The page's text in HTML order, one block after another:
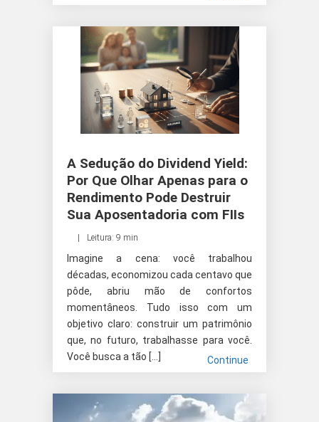
A Sedução do Dividend Yield:
Por Que Olhar Apenas para o
Rendimento Pode Destruir
Sua Aposentadoria com FIIs
Leitura: 9 min
Imagine a cena: você trabalhou
décadas, economizou cada centavo que
pôde, abriu mão de confortos
momentâneos. Tudo isso com um
objetivo claro: construir um patrimônio
que, no futuro, trabalhasse para você.
Você busca a tão […]
Continue